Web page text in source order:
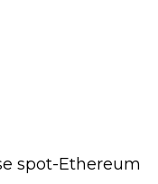
spot-Ethereum